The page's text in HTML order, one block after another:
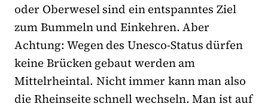
oder Oberwesel sind ein entspanntes Ziel
zum Bummeln und Einkehren. Aber
Achtung: Wegen des Unesco-Status dürfen
keine Brücken gebaut werden am
Mittelrheintal. Nicht immer kann man also
die Rheinseite schnell wechseln. Man ist auf